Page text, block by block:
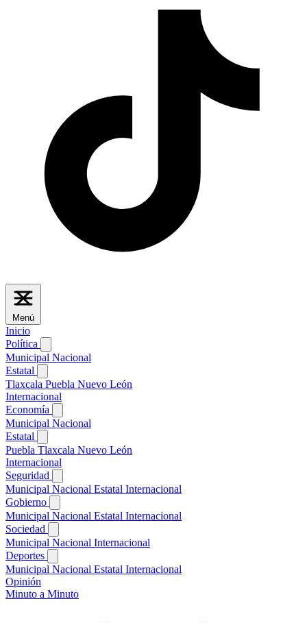
Menú
Inicio
Política
Municipal Nacional
Estatal
Tlaxcala Puebla Nuevo León
Internacional
Economía
Municipal Nacional
Estatal
Puebla Tlaxcala Nuevo León
Internacional
Seguridad
Municipal Nacional Estatal Internacional
Gobierno
Municipal Nacional Estatal Internacional
Sociedad
Municipal Nacional Internacional
Deportes
Municipal Nacional Estatal Internacional
Opinión
Minuto a Minuto